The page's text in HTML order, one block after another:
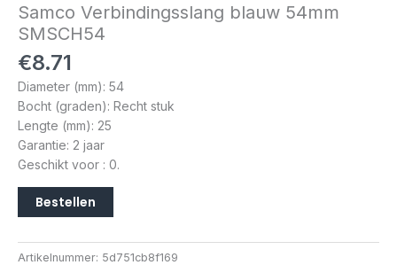
Samco Verbindingsslang blauw 54mm
SMSCH54
€8.71
Diameter (mm): 54
Bocht (graden): Recht stuk
Lengte (mm): 25
Garantie: 2 jaar
Geschikt voor : 0.
Bestellen
Artikelnummer: 5d751cb8f169